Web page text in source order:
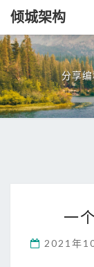
倾城架构
分享
一
2021年